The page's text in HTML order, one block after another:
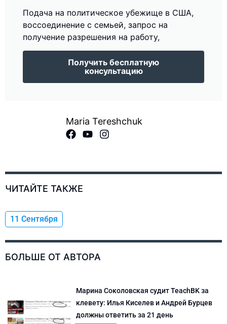
Подача на политическое убежище в США,
воссоединение с семьей, запрос на
получение разрешения на работу,
Получить бесплатную
консультацию
Maria Tereshchuk
ЧИТАЙТЕ ТАКЖЕ
11 Сентября
БОЛЬШЕ ОТ АВТОРА
Марина Соколовская судит TeachBK за
клевету: Илья Киселев и Андрей Бурцев
должны ответить за 21 день